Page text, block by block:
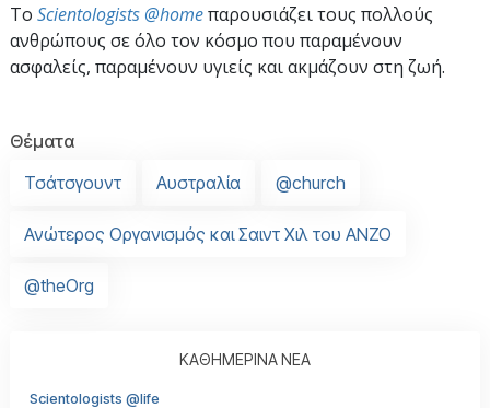
To Scientologists @homeπαρουσιάζει τους πολλούς
ανθρώπους σε όλο τον κόσμο που παραμένουν
ασφαλείς, παραμένουν υγιείς και ακμάζουν στη ζωή.
Θέματα
Τσάτσγουντ
Αυστραλία @church
Ανώτερος Οργανισμός και Σαιντ Χιλ του ANZO
@theOrg
ΚΑΘΗΜΕΡΙΝΑ ΝΕΑ
Scientologists @life